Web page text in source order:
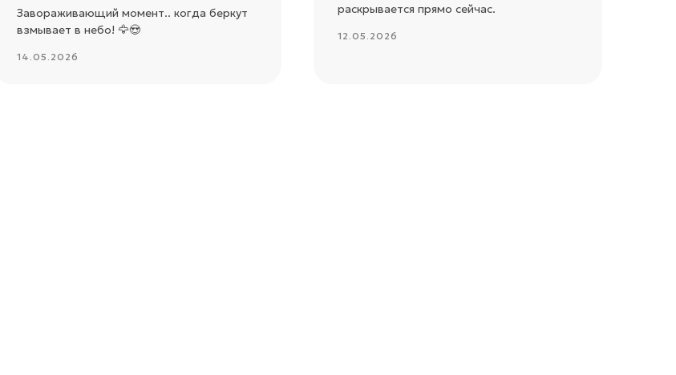
Завораживающий момент.. когда беркут
взмывает в небо! 🦅😍
14.05.2026
раскрывается прямо сейчас.
12.05.2026